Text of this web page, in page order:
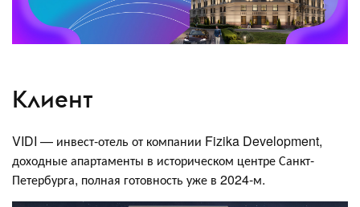
Клиент
VIDI — инвест-отель от компании Fizika Development,
доходные апартаменты в историческом центре Санкт-
Петербурга, полная готовность уже в 2024-м.